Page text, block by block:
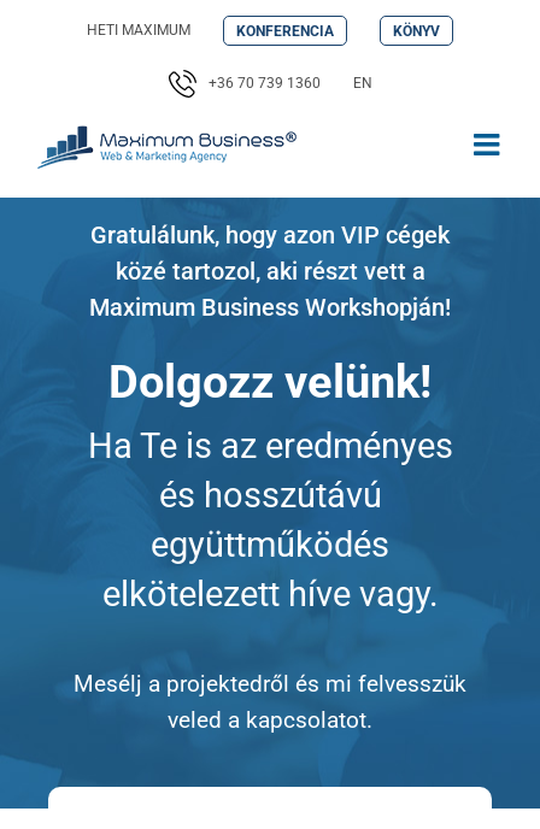
HETI MAXIMUM KONFERENCIA KÖNYV
+36 70 739 1360 EN
Gratulálunk, hogy azon VIP cégek
közé tartozol, aki részt vett a
Maximum Business Workshopján!
Dolgozz velünk!
Ha Te is az eredményes
és hosszútávú
együttműködés
elkötelezett híve vagy.
Mesélj a projektedről és mi felvesszük
veled a kapcsolatot.